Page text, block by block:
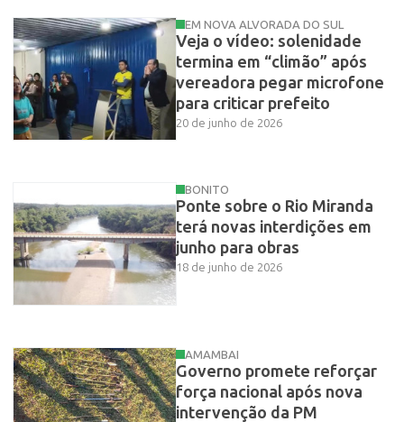
EM NOVA ALVORADA DO SUL
Veja o vídeo: solenidade
termina em “climão” após
vereadora pegar microfone
para criticar prefeito
20 de junho de 2026
BONITO
Ponte sobre o Rio Miranda
terá novas interdições em
junho para obras
18 de junho de 2026
AMAMBAI
Governo promete reforçar
força nacional após nova
intervenção da PM